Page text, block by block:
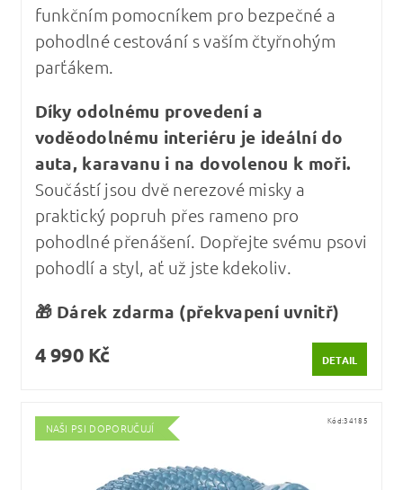
funkčním pomocníkem pro bezpečné a
pohodlné cestování s vaším čtyřnohým
parťákem.
Díky odolnému provedení a
voděodolnému interiéru je ideální do
auta, karavanu i na dovolenou k moři.
Součástí jsou dvě nerezové misky a
praktický popruh přes rameno pro
pohodlné přenášení. Dopřejte svému psovi
pohodlí a styl, ať už jste kdekoliv.
🎁 Dárek zdarma (překvapení uvnitř)
4 990 Kč DETAIL
NAŠI PSI DOPORUČUJÍ
Kód:34185